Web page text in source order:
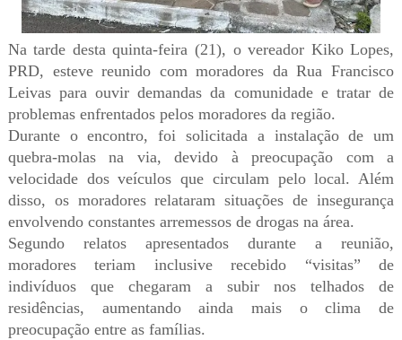
Na tarde desta quinta-feira (21), o vereador Kiko Lopes,
PRD, esteve reunido com moradores da Rua Francisco
Leivas para ouvir demandas da comunidade e tratar de
problemas enfrentados pelos moradores da região.
Durante o encontro, foi solicitada a instalação de um
quebra-molas na via, devido à preocupação com a
velocidade dos veículos que circulam pelo local. Além
disso, os moradores relataram situações de insegurança
envolvendo constantes arremessos de drogas na área.
Segundo relatos apresentados durante a reunião,
moradores teriam inclusive recebido “visitas” de
indivíduos que chegaram a subir nos telhados de
residências, aumentando ainda mais o clima de
preocupação entre as famílias.